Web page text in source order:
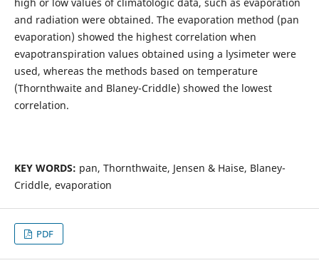
and radiation were obtained. The evaporation method (pan
evaporation) showed the highest correlation when
evapotranspiration values obtained using a lysimeter were
used, whereas the methods based on temperature
(Thornthwaite and Blaney-Criddle) showed the lowest
correlation.
KEY WORDS: pan, Thornthwaite, Jensen & Haise, Blaney-
Criddle, evaporation
PDF